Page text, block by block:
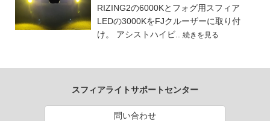
RIZING2の6000Kとフォグ用スフィア
LEDの3000KをFJクルーザーに取り付
け。 アシストハイビ.. 続きを見る
スフィアライトサポートセンター
問い合わせ